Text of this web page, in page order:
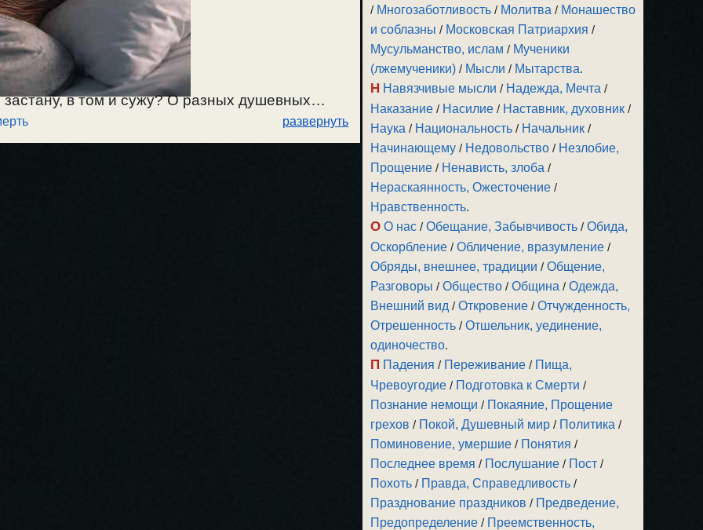
в том и сужу? О разных душевных
со страстями. Об умирающих в надежде
а потом пал, и умер, — он погиб или нет? О
развернуть
/ Многозаботливость / Молитва / Монашество
и соблазны / Московская Патриархия /
Мусульманство, ислам / Мученики
(лжемученики) / Мысли / Мытарства.
Н Навязчивые мысли / Надежда, Мечта /
Наказание / Насилие / Наставник, духовник /
Наука / Национальность / Начальник /
Начинающему / Недовольство / Незлобие,
Прощение / Ненависть, злоба /
Нераскаянность, Ожесточение /
Нравственность.
О О нас /Обещание, Забывчивость /Обида,
Оскорбление /Обличение, вразумление /
Обряды, внешнее, традиции /Общение,
Разговоры /Общество /Община /Одежда,
Внешний вид /Откровение /Отчужденность,
Отрешенность /Отшельник, уединение,
одиночество.
П Падения / Переживание / Пища,
Чревоугодие / Подготовка к Смерти /
Познание немощи / Покаяние, Прощение
грехов / Покой, Душевный мир / Политика /
Поминовение, умершие / Понятия /
Последнее время / Послушание / Пост /
Похоть / Правда, Справедливость /
Празднование праздников / Предведение,
Предопределение / Преемственность,